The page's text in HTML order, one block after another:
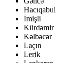
Hacıqabul
İmişli
Kürdəmir
Kəlbəcər
Laçın
Lerik